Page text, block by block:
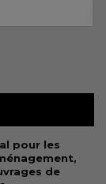
pour les
de